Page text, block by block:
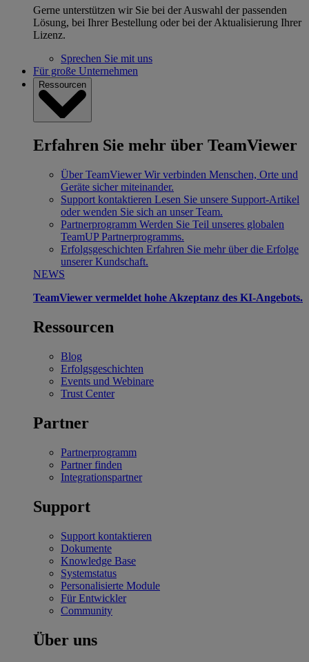
Gerne unterstützen wir Sie bei der Auswahl der passenden
Lösung, bei Ihrer Bestellung oder bei der Aktualisierung Ihrer
Lizenz.
Sprechen Sie mit uns
Für große Unternehmen
Ressourcen
Erfahren Sie mehr über TeamViewer
Über TeamViewer Wir verbinden Menschen, Orte und
Geräte sicher miteinander.
Support kontaktieren Lesen Sie unsere Support-Artikel
oder wenden Sie sich an unser Team.
Partnerprogramm Werden Sie Teil unseres globalen
TeamUP Partnerprogramms.
Erfolgsgeschichten Erfahren Sie mehr über die Erfolge
unserer Kundschaft.
NEWS
TeamViewer vermeldet hohe Akzeptanz des KI-Angebots.
Ressourcen
Blog
Erfolgsgeschichten
Events und Webinare
Trust Center
Partner
Partnerprogramm
Partner finden
Integrationspartner
Support
Support kontaktieren
Dokumente
Knowledge Base
Systemstatus
Personalisierte Module
Für Entwickler
Community
Über uns